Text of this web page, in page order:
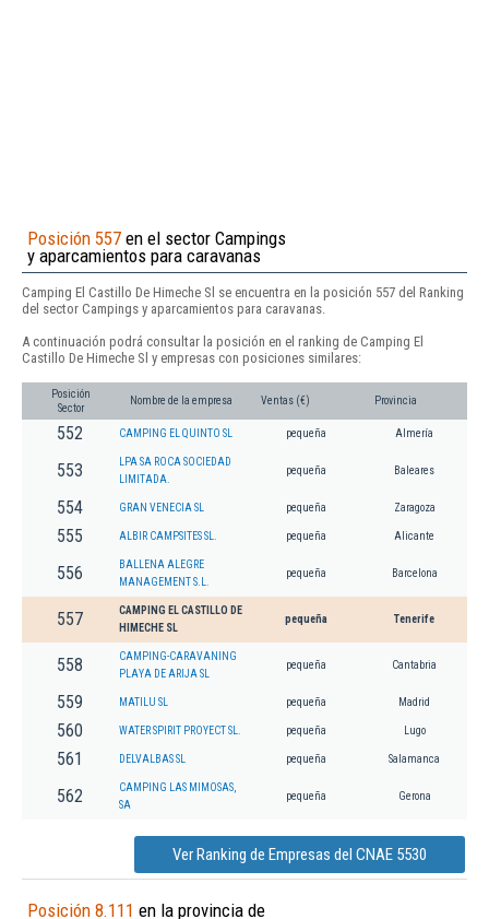
Posición 557 en el sector Campings
y aparcamientos para caravanas
Camping El Castillo De Himeche Sl se encuentra en la posición 557 del Ranking
del sector Campings y aparcamientos para caravanas.
A continuación podrá consultar la posición en el ranking de Camping El
Castillo De Himeche Sl y empresas con posiciones similares:
Posición
Sector
Nombre de la empresa Ventas (€) Provincia
552 CAMPING EL QUINTO SL pequeña Almería
553
LPA SA ROCA SOCIEDAD
LIMITADA.
pequeña Baleares
554 GRAN VENECIA SL pequeña Zaragoza
555 ALBIR CAMPSITES SL. pequeña Alicante
556
BALLENA ALEGRE
MANAGEMENT S.L.
pequeña Barcelona
557
CAMPING EL CASTILLO DE
HIMECHE SL
pequeña Tenerife
558
CAMPING-CARAVANING
PLAYA DE ARIJA SL
pequeña Cantabria
559 MATILU SL pequeña Madrid
560 WATER SPIRIT PROYECT SL. pequeña Lugo
561 DELVALBAS SL pequeña Salamanca
562
CAMPING LAS MIMOSAS,
SA
pequeña Gerona
Ver Ranking de Empresas del CNAE 5530
Posición 8.111 en la provincia de